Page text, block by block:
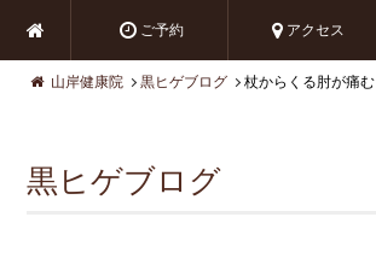
ご予約 アクセス
山岸健康院 黒ヒゲブログ 杖からくる肘が痛む
黒ヒゲブログ